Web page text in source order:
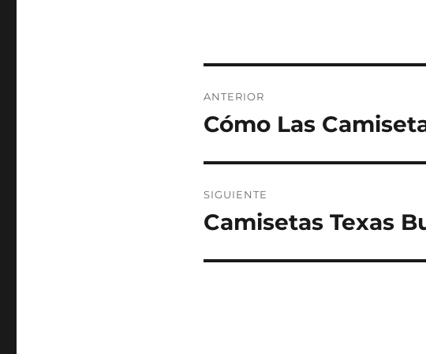
de
ANTERIOR
Entrada
Cómo Las
SIGUIENTE
Entrada
Camisetas Texas